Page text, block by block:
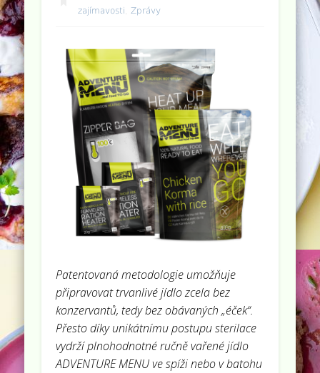
zajímavosti
Zprávy
Patentovaná metodologie umožňuje
připravovat trvanlivé jídlo zcela bez
konzervantů, tedy bez obávaných „éček“.
Přesto díky unikátnímu postupu sterilace
vydrží plnohodnotné ručně vařené jídlo
ADVENTURE MENU ve spíži nebo v batohu